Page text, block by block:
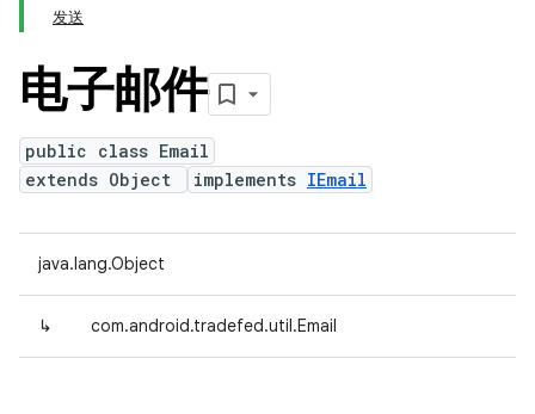
发送
电子邮件
public class Email
extends Object
implements IEmail
java.lang.Object
↳ com.android.tradefed.util.Email